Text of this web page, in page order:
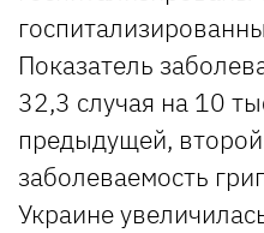
Показатель
32,3 случая на 10
предыдущей,
заболеваемость
Украине